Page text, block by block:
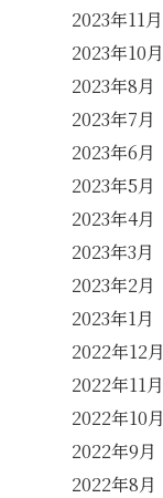
2023年11月
2023年10月
2023年8月
2023年7月
2023年6月
2023年5月
2023年4月
2023年3月
2023年2月
2023年1月
2022年12月
2022年11月
2022年10月
2022年9月
2022年8月